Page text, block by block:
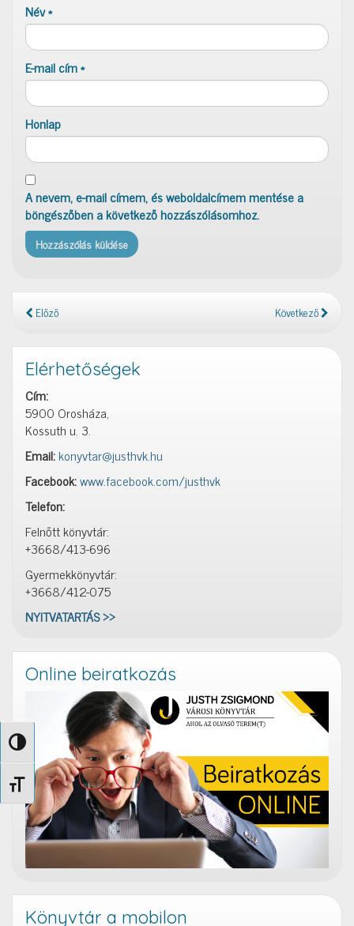
Nagy kontraszt váltása
Betűméret váltása
Név*
E-mail cím*
Honlap
A nevem, e-mail címem, és weboldalcímem mentése a
böngészőben a következő hozzászólásomhoz.
Előző Következő
Elérhetőségek
Cím:
5900 Orosháza,
Kossuth u. 3.
Email:konyvtar@justhvk.hu
Facebook:www.facebook.com/justhvk
Telefon:
Felnőtt könyvtár:
+3668/413-696
Gyermekkönyvtár:
+3668/412-075
NYITVATARTÁS >>
Online beiratkozás
Könyvtár a mobilon